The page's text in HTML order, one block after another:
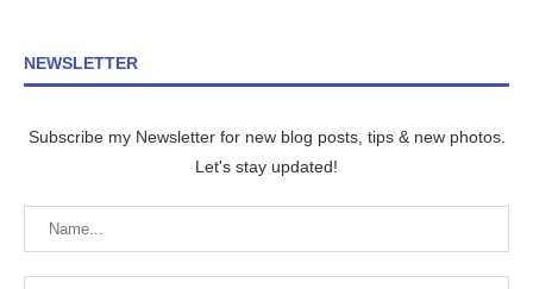
NEWSLETTER
Subscribe my Newsletter for new blog posts, tips & new photos.
Let's stay updated!